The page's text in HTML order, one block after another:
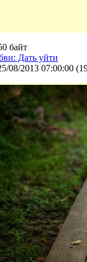
байт
Дать уйти
08/2013 07:00:00 (